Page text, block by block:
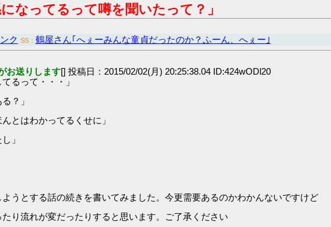
なってるって噂を聞いたって？」
ク SS： 鶴屋さん｢へぇーみんな童貞だったのか？ふーん、へぇー｣
お送りします[] 投稿日：2015/02/02(月) 20:25:38.04 ID:424wODl20
るって・・・」
？」
とはわかってるくせに」
」
うとする話の続きを書いてみました。今更需要あるのかわかんないですけど
り流れが変だったりすると思います。ご了承ください